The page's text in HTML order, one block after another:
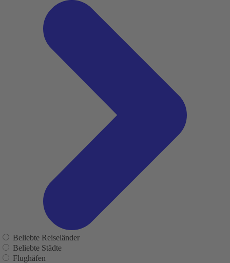
Beliebte Reiseländer
Beliebte Städte
Flughäfen